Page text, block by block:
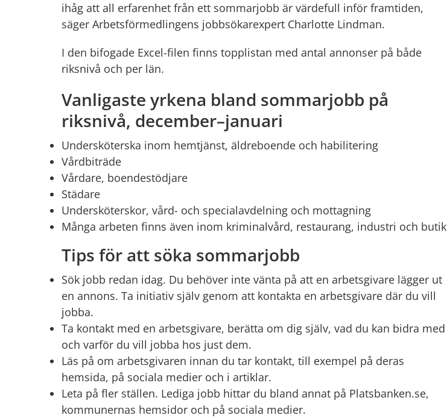
ihåg att all erfarenhet från ett sommarjobb är värdefull inför framtiden,
säger Arbetsförmedlingens jobbsökarexpert Charlotte Lindman.
I den bifogade Excel-filen finns topplistan med antal annonser på både
riksnivå och per län.
Vanligaste yrkena bland sommarjobb på
riksnivå, december–januari
Undersköterska inom hemtjänst, äldreboende och habilitering
Vårdbiträde
Vårdare, boendestödjare
Städare
Undersköterskor, vård- och specialavdelning och mottagning
Många arbeten finns även inom kriminalvård, restaurang, industri och butik
Tips för att söka sommarjobb
Sök jobb redan idag. Du behöver inte vänta på att en arbetsgivare lägger ut
en annons. Ta initiativ själv genom att kontakta en arbetsgivare där du vill
jobba.
Ta kontakt med en arbetsgivare, berätta om dig själv, vad du kan bidra med
och varför du vill jobba hos just dem.
Läs på om arbetsgivaren innan du tar kontakt, till exempel på deras
hemsida, på sociala medier och i artiklar.
Leta på fler ställen. Lediga jobb hittar du bland annat på Platsbanken.se,
kommunernas hemsidor och på sociala medier.